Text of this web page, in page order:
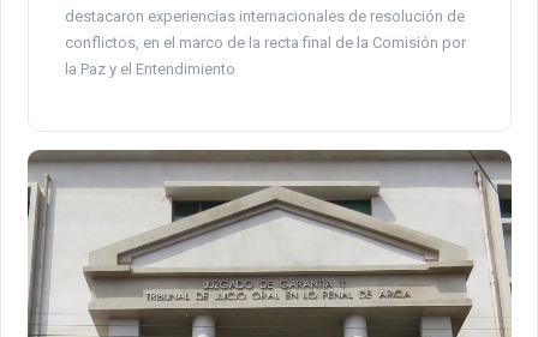
destacaron experiencias internacionales de resolución de
conflictos, en el marco de la recta final de la Comisión por
la Paz y el Entendimiento